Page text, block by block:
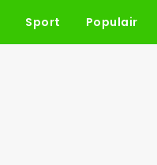
Sport Populair